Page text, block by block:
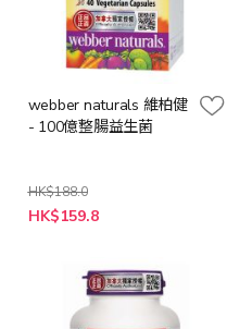
webber naturals 維柏健
- 100億整腸益生菌
HK$188.0
特
殊
HK$159.8